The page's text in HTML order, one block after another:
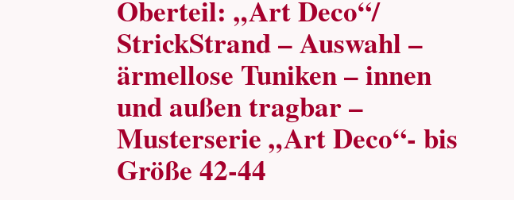
Oberteil: „Art Deco“/
StrickStrand – Auswahl –
ärmellose Tuniken – innen
und außen tragbar –
Musterserie „Art Deco“- bis
Größe 42-44